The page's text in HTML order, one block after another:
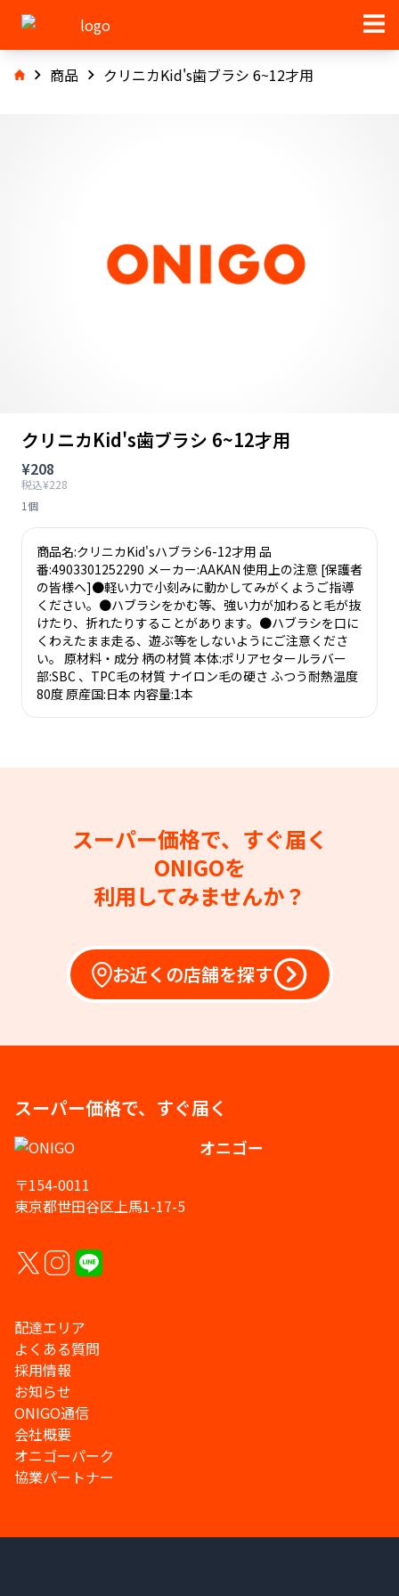
商品 クリニカKid's歯ブラシ 6~12才用
クリニカKid's歯ブラシ 6~12才用
¥208
税込¥228
1個
商品名:クリニカKid'sハブラシ6-12才用 品
番:4903301252290 メーカー:AAKAN 使用上の注意 [保護者
の皆様へ]●軽い力で小刻みに動かしてみがくようご指導
ください。●ハブラシをかむ等、強い力が加わると毛が抜
けたり、折れたりすることがあります。●ハブラシを口に
くわえたまま走る、遊ぶ等をしないようにご注意くださ
い。 原材料・成分 柄の材質 本体:ポリアセタールラバー
部:SBC 、TPC毛の材質 ナイロン毛の硬さ ふつう耐熱温度
80度 原産国:日本 内容量:1本
スーパー価格で、すぐ届く
ONIGOを
利用してみませんか？
お近くの店舗を探す
スーパー価格で、すぐ届く
オニゴー
〒154-0011
東京都世田谷区上馬1-17-5
配達エリア
よくある質問
採用情報
お知らせ
ONIGO通信
会社概要
オニゴーパーク
協業パートナー